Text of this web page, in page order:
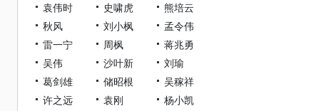
袁伟时
史啸虎
熊培云
秋风
刘小枫
孟令伟
雷一宁
周枫
蒋兆勇
吴伟
沙叶新
刘瑜
葛剑雄
储昭根
吴稼祥
许之远
袁刚
杨小凯